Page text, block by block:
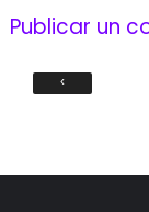
Publicar un
‹